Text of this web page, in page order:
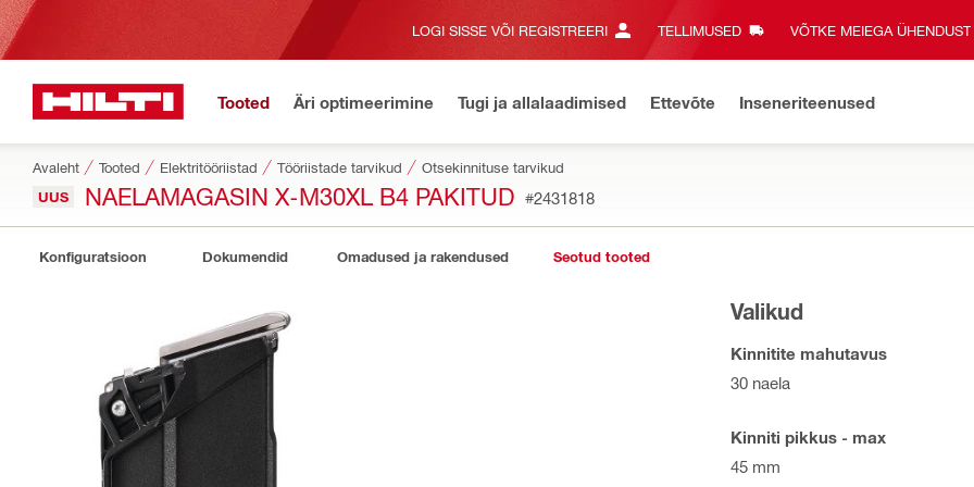
LOGI SISSE VÕI REGISTREERI TELLIMUSED VÕTKE MEIEGA ÜHENDUST‎
Tooted Äri optimeerimine Tugi ja allalaadimised Ettevõte Inseneriteenused
Avaleht Tooted Elektritööriistad Tööriistade tarvikud Otsekinnituse tarvikud
UUS NAELAMAGASIN X-M30XL B4 PAKITUD #2431818
Konfiguratsioon Dokumendid Omadused ja rakendused Seotud tooted
Valikud
Kinnitite mahutavus
30 naela
Kinniti pikkus - max
45 mm